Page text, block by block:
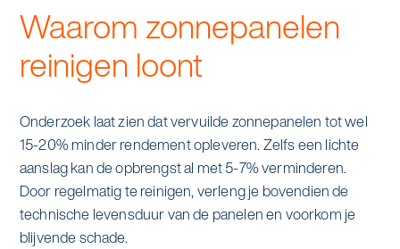
Waarom zonnepanelen
reinigen loont
Onderzoek laat zien dat vervuilde zonnepanelen tot wel
15-20% minder rendement opleveren. Zelfs een lichte
aanslag kan de opbrengst al met 5-7% verminderen.
Door regelmatig te reinigen, verleng je bovendien de
technische levensduur van de panelen en voorkom je
blijvende schade.